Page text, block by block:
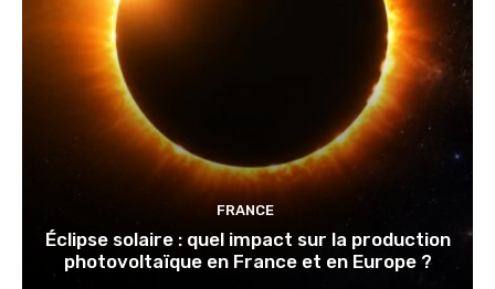
FRANCE
Éclipse solaire : quel impact sur la production
photovoltaïque en France et en Europe ?